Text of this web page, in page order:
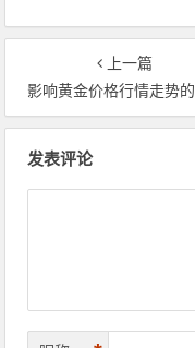
上一篇
影响黄金价格行情走势的国际财经日历(2020年05月16日）
发表评论